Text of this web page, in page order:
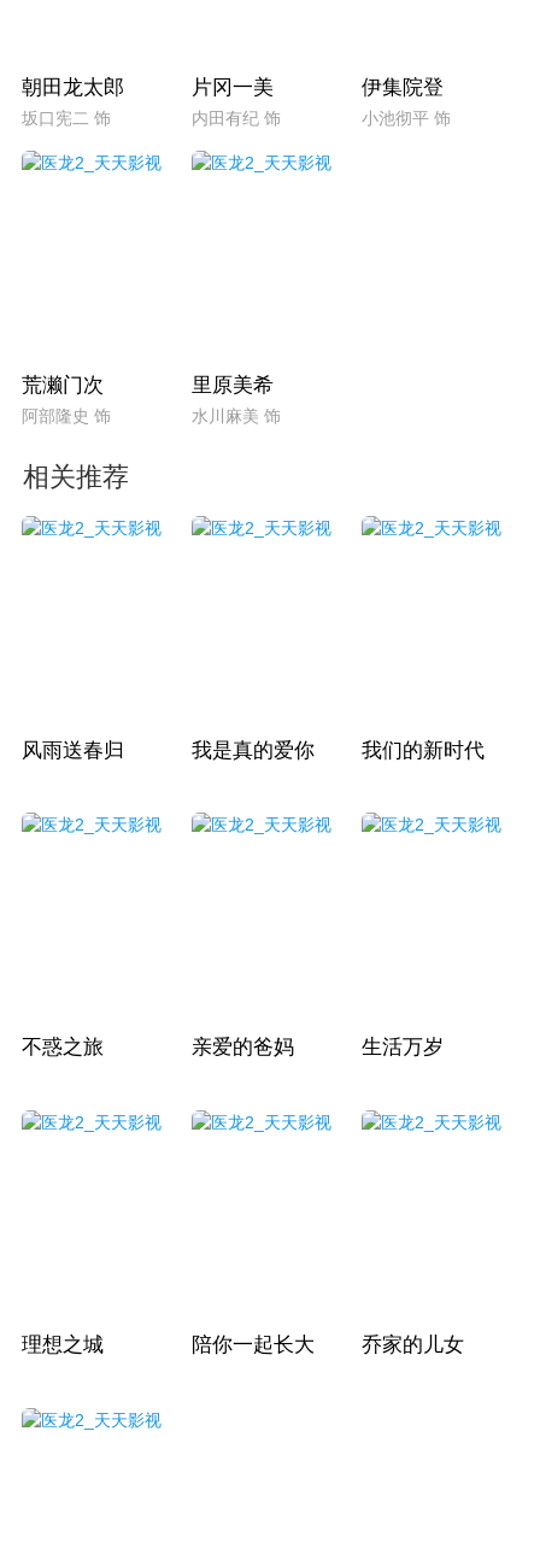
朝田龙太郎
坂口宪二 饰
片冈一美
内田有纪 饰
伊集院登
小池彻平 饰
荒濑门次
阿部隆史 饰
里原美希
水川麻美 饰
相关推荐
风雨送春归 我是真的爱你 我们的新时代
不惑之旅 亲爱的爸妈 生活万岁
理想之城 陪你一起长大 乔家的儿女